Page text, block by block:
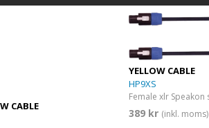
CABLE
YELLOW CABLE
HP9XS
389 kr (inkl. moms)